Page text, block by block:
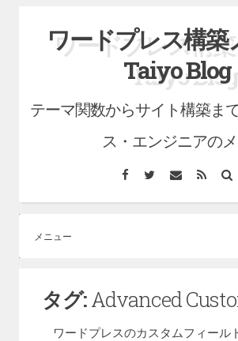
ッ
ワードプレス構築
Taiyo Blog
テーマ関数からサイト構築ま
ス・エンジニアの
Facebook
Twitterメ
RSS
メニュー
タグ:Advanced
ワードプレスのカスタムフィール